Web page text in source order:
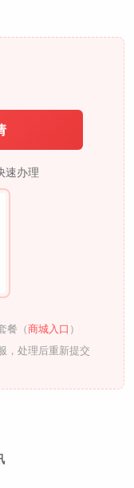
速办理
餐（商城入口 ）
，处理后重新提交